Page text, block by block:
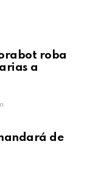
roba
a
de